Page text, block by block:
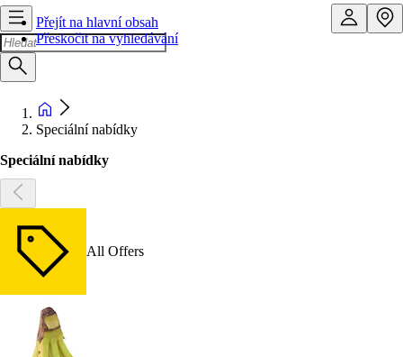
Přejít na hlavní obsah
Přeskočit na vyhledávání
Speciální nabídky
Speciální nabídky
All Offers